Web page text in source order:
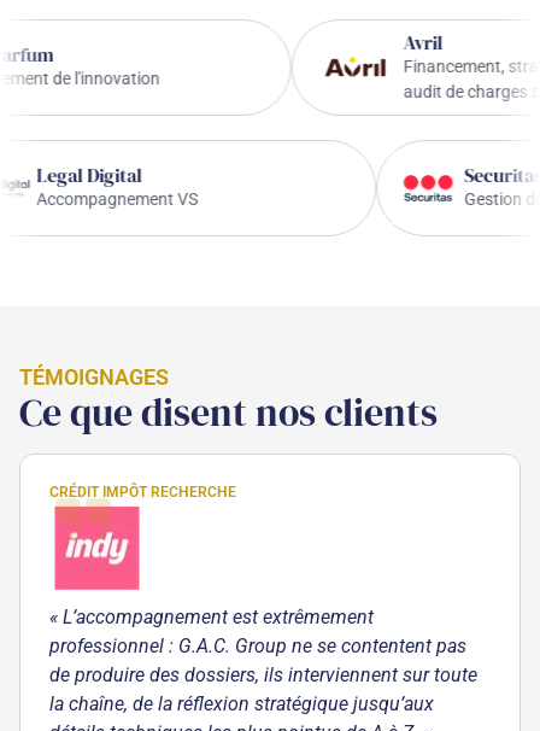
l'innovation
Financement, stratégie
audit de charges sociales
Legal Digital
Accompagnement VS
TÉMOIGNAGES
Ce que disent nos clients
CRÉDIT IMPÔT RECHERCHE
« L’accompagnement est extrêmement
professionnel : G.A.C. Group ne se contentent pas
de produire des dossiers, ils interviennent sur toute
la chaîne, de la réflexion stratégique jusqu’aux